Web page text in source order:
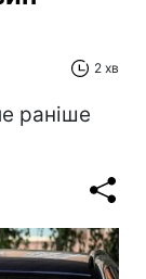
2 хв
раніше